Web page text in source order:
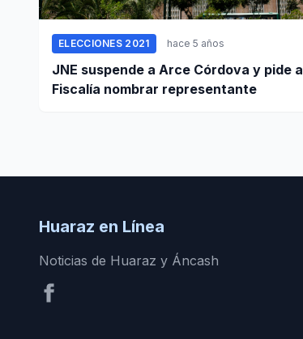
ELECCIONES 2021 hace 5 años
JNE suspende a Arce Córdova y pide a
Fiscalía nombrar representante
Huaraz en Línea
Noticias de Huaraz y Áncash